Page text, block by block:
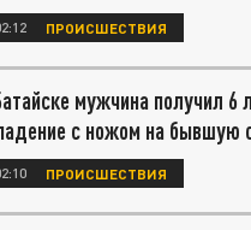
ПРОИСШЕСТВИЯ
мужчина получил 6
с ножом на бывшую
ПРОИСШЕСТВИЯ